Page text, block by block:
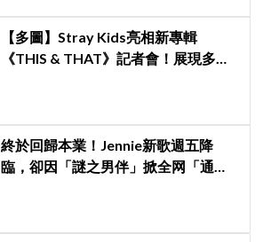
【多圖】Stray Kids亮相新專輯
《THIS & THAT》記者會！展現多才
終於回歸本業！Jennie新歌週五降
臨，卻因「謎之男伴」掀全网「通